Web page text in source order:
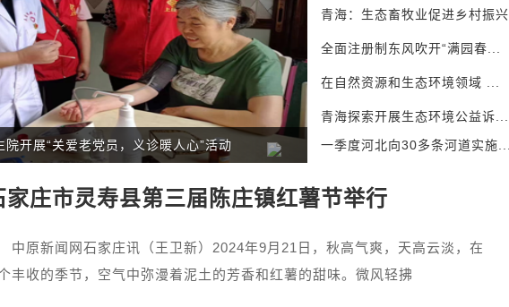
投资约2亿元建设的地铁站成“孤岛”：建在基本农田里，乘车绕行近3公里
青海：生态畜牧业促进乡村振兴
全面注册制东风吹开“满园春...
在自然资源和生态环境领域 ...
青海探索开展生态环境公益诉...
一季度河北向30多条河道实施...
庄市灵寿县第三届陈庄镇红薯节举行
原新闻网石家庄讯（王卫新）2024年9月21日，秋高气爽，天高云淡，在
丰收的季节，空气中弥漫着泥土的芳香和红薯的甜味。微风轻拂